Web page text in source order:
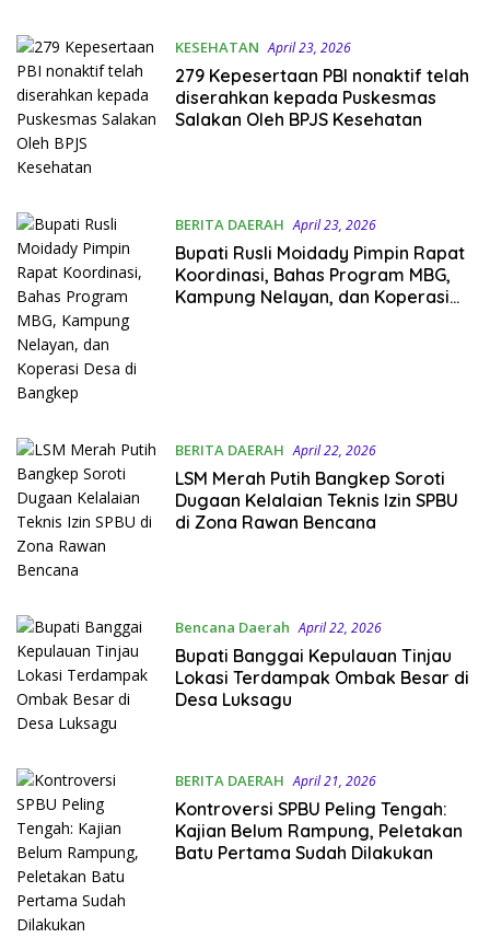
KESEHATAN April 23, 2026
279 Kepesertaan PBI nonaktif telah
diserahkan kepada Puskesmas
Salakan Oleh BPJS Kesehatan
BERITA DAERAH April 23, 2026
Bupati Rusli Moidady Pimpin Rapat
Koordinasi, Bahas Program MBG,
Kampung Nelayan, dan Koperasi
BERITA DAERAH April 22, 2026
LSM Merah Putih Bangkep Soroti
Dugaan Kelalaian Teknis Izin SPBU
di Zona Rawan Bencana
Bencana Daerah April 22, 2026
Bupati Banggai Kepulauan Tinjau
Lokasi Terdampak Ombak Besar di
Desa Luksagu
BERITA DAERAH April 21, 2026
Kontroversi SPBU Peling Tengah:
Kajian Belum Rampung, Peletakan
Batu Pertama Sudah Dilakukan